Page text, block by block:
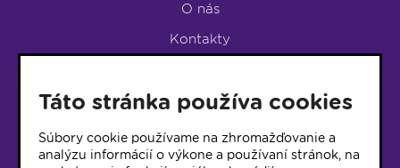
O nás
Kontakty
LUMEN KLUB
LUMEN KLUB PRIHLÁŠKA
Táto stránka používa cookies
Súbory cookie používame na zhromažďovanie a
analýzu informácií o výkone a používaní stránok, na